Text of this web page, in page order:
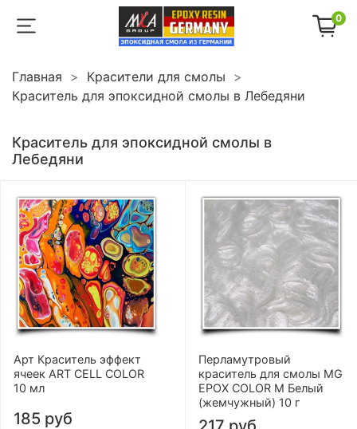
0
Главная
Красители для смолы
Краситель для эпоксидной смолы в Лебедяни
Краситель для эпоксидной смолы в
Лебедяни
Арт Краситель эффект
ячеек ART CELL COLOR
10 мл
185 руб
Перламутровый
краситель для смолы MG
EPOX COLOR M Белый
(жемчужный) 10 г